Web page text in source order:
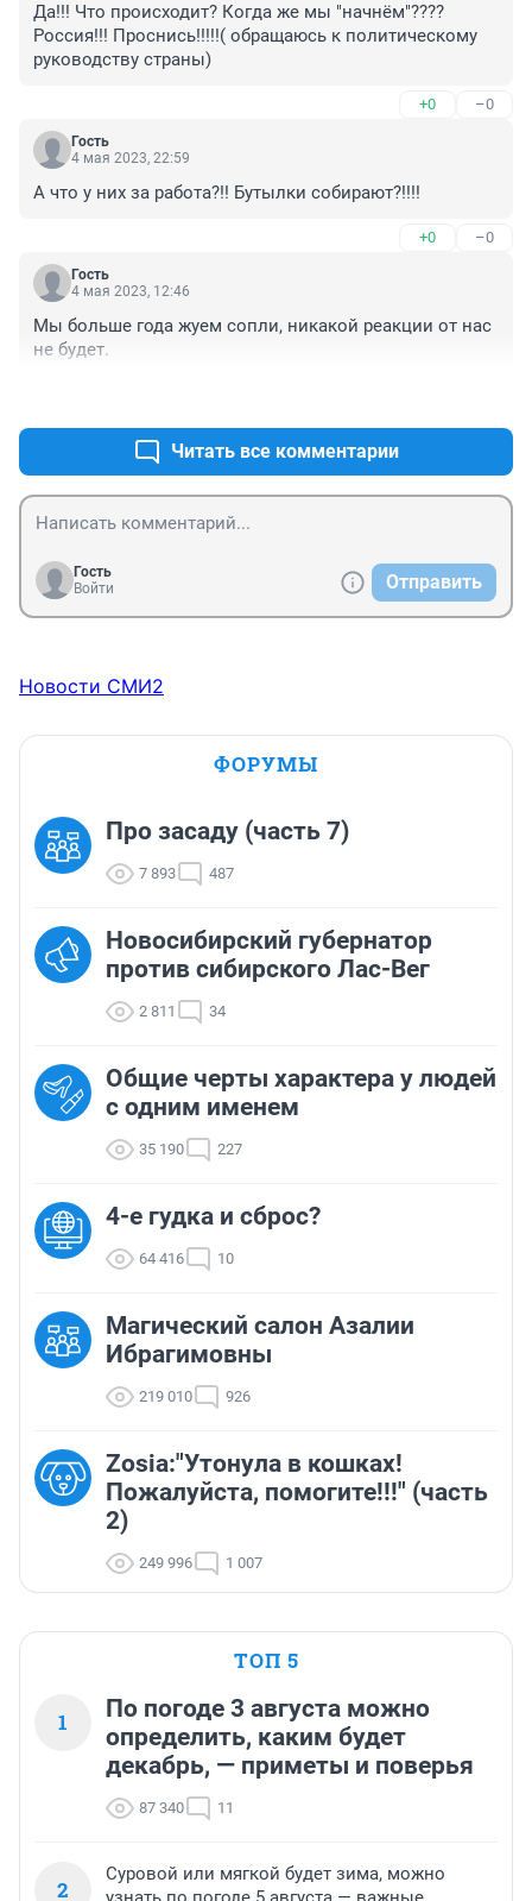
Да!!! Что происходит? Когда же мы "начнём"????
Россия!!! Проснись!!!!!( обращаюсь к политическому
руководству страны)
+0 –0
Гость
4 мая 2023, 22:59
А что у них за работа?!! Бутылки собирают?!!!!
+0 –0
Гость
4 мая 2023, 12:46
Мы больше года жуем сопли, никакой реакции от нас
не будет.
Читать все комментарии
Гость
Войти
Отправить
Новости СМИ2
ФОРУМЫ
Про засаду (часть 7)
7 893 487
Новосибирский губернатор
против сибирского Лас-Вег
2 811 34
Общие черты характера у людей
с одним именем
35 190 227
4-е гудка и сброс?
64 416 10
Магический салон Азалии
Ибрагимовны
219 010 926
Zosia:"Утонула в кошках!
Пожалуйста, помогите!!!" (часть
2)
249 996 1 007
ТОП 5
1
По погоде 3 августа можно
определить, каким будет
декабрь, — приметы и поверья
87 340 11
2
Суровой или мягкой будет зима, можно